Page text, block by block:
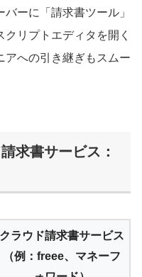
ーに「請求書ツール」
リプトエディタを開く
アへの引き継ぎもスムー
求書サービス：
クラウド請求書サービス
（例：freee、マネーフ